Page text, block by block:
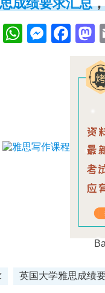
成绩要求汇总
Qzone
英国大学雅思成绩